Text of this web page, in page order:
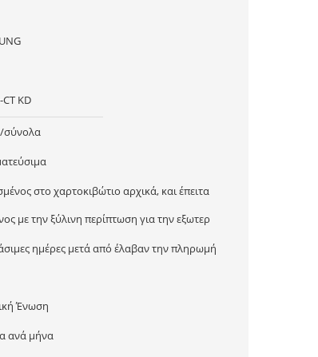
KD
σύνολα
στο χαρτοκιβώτιο αρχικά, και έπειτα
με την ξύλινη περίπτωση για την εξωτερ
ημέρες μετά από έλαβαν την πληρωμή
Ένωση
ανά μήνα